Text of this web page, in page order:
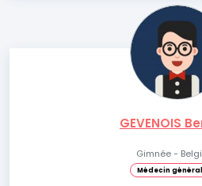
GEVENOIS
Gimnée -
Médecin